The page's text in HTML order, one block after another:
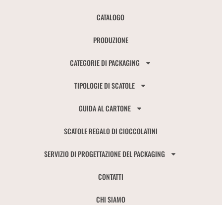
CATALOGO
PRODUZIONE
CATEGORIE DI PACKAGING
TIPOLOGIE DI SCATOLE
GUIDA AL CARTONE
SCATOLE REGALO DI CIOCCOLATINI
SERVIZIO DI PROGETTAZIONE DEL PACKAGING
CONTATTI
CHI SIAMO